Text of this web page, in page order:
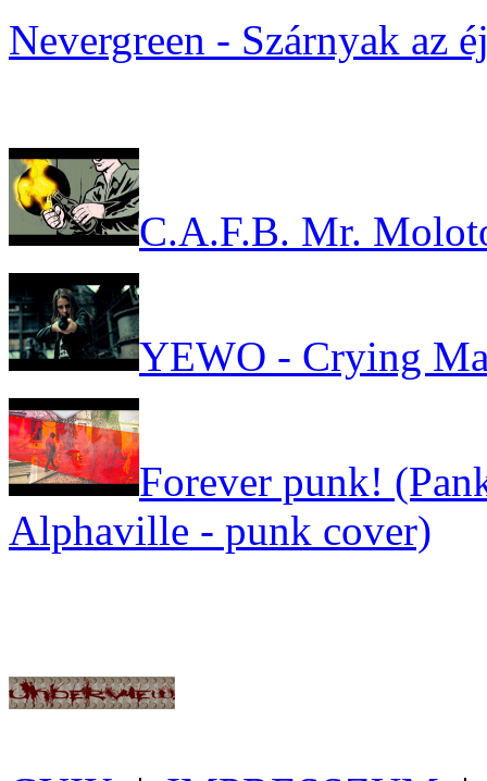
Nevergreen - Szárnyak az
C.A.F.B. Mr.
YEWO - Crying
Forever punk!
Alphaville - punk cover)